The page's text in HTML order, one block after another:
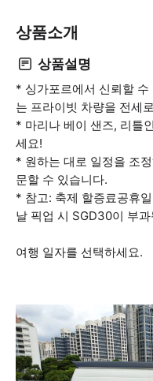
상품소개
상품설명
* 싱가포르에서 신뢰할
는 프라이빗 차량을 전세
* 마리나 베이 샌즈, 리틀
세요!
* 원하는 대로 일정을 조
문할 수 있습니다.
* 참고: 축제 할증료공휴
날 픽업 시 SGD30이 부
여행 일자를 선택하세요.